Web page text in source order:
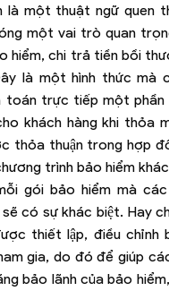
là một thuật ngữ quen
một vai trò quan
hiểm, chi trả tiền bồi
là một hình thức mà
toán trực tiếp một
khách hàng khi thỏa
thỏa thuận trong hợp
trình bảo hiểm
gói bảo hiểm mà
có sự khác biệt. Hay
thiết lập, điều chỉnh
gia, do đó để giúp
bảo lãnh của bảo